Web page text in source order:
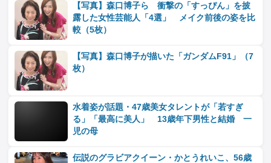
【写真】森口博子ら 衝撃の「すっぴん」を披
露した女性芸能人「4選」 メイク前後の姿を比
較（5枚）
【写真】森口博子が描いた「ガンダムF91」（7
枚）
水着姿が話題・47歳美女タレントが「若すぎ
る」「最高に美人」 13歳年下男性と結婚 一
児の母
伝説のグラビアクイーン・かとうれいこ、56歳